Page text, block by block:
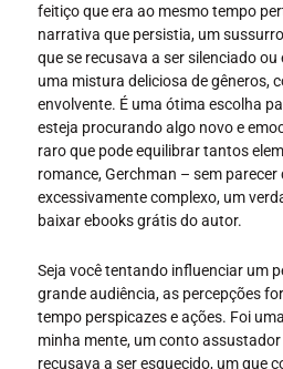
feitiço que era ao mesmo tempo
narrativa que persistia, um
que se recusava a ser silenciado ou
uma mistura deliciosa de gêneros,
envolvente. É uma ótima escolha
esteja procurando algo novo e
raro que pode equilibrar tantos
romance, Gerchman – sem
excessivamente complexo, um
baixar ebooks grátis do autor.
Seja você tentando influenciar um
grande audiência, as percepções
tempo perspicazes e ações. Foi
minha mente, um conto
recusava a ser esquecido, um que